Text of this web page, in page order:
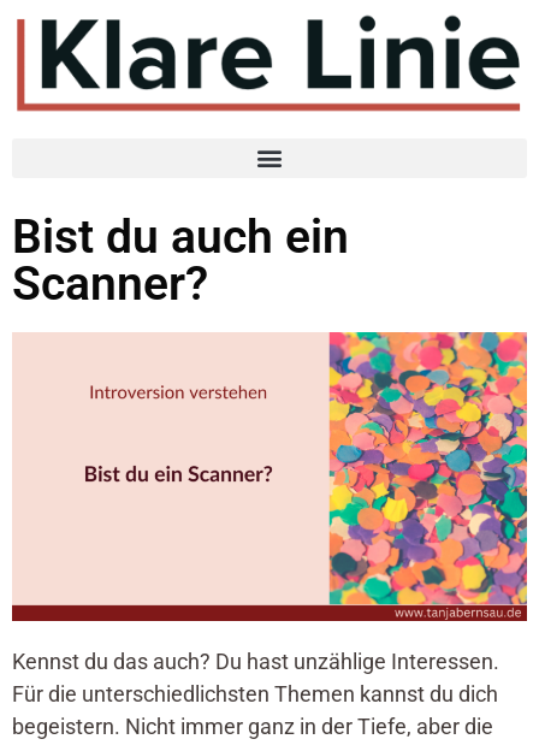
Bist du auch ein
Scanner?
Kennst du das auch? Du hast unzählige Interessen.
Für die unterschiedlichsten Themen kannst du dich
begeistern. Nicht immer ganz in der Tiefe, aber die